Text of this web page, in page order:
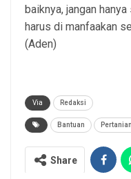
baiknya, jangan
harus di manfaakan
(Aden)
Via Redaksi
Bantuan Pertanian
Share